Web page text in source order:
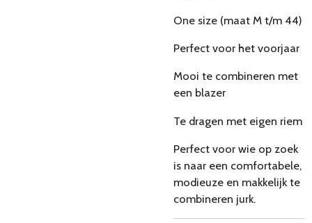
One size (maat M t/m 44)
Perfect voor het voorjaar
Mooi te combineren met
een blazer
Te dragen met eigen riem
Perfect voor wie op zoek
is naar een comfortabele,
modieuze en makkelijk te
combineren jurk.